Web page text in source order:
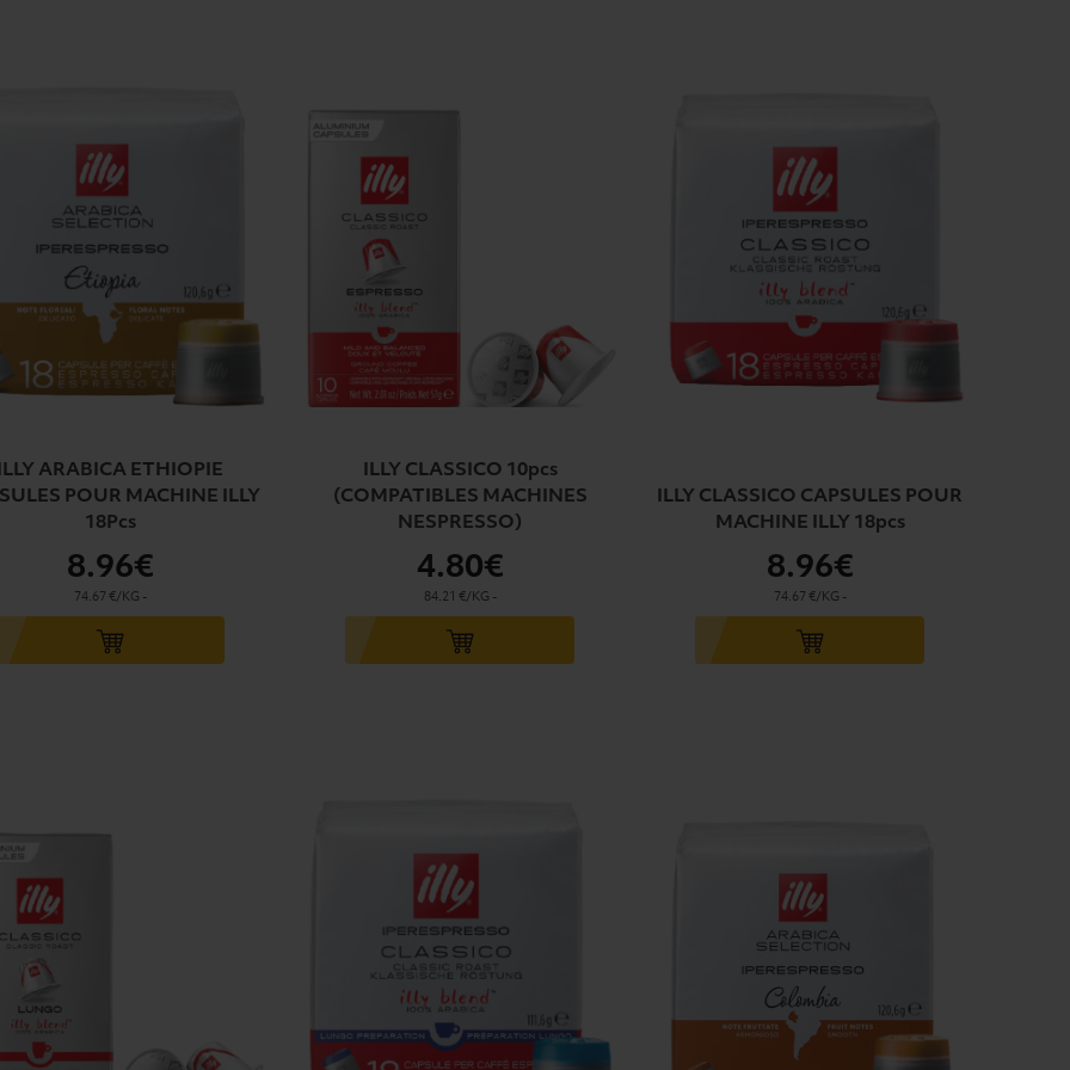
ARABICA ETHIOPIE
POUR MACHINE ILLY
18Pcs
8.96€
74.67 €/KG -
ILLY CLASSICO 10pcs
(COMPATIBLES MACHINES
NESPRESSO)
4.80€
84.21 €/KG -
ILLY CLASSICO CAPSULES POUR
MACHINE ILLY 18pcs
8.96€
74.67 €/KG -